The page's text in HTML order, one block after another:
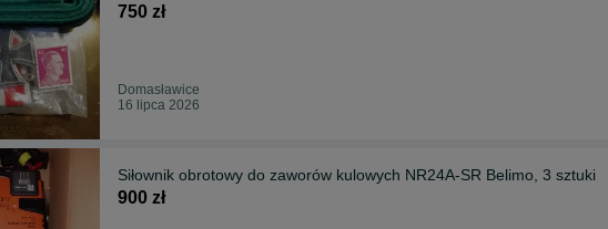
750 zł
Domasławice
16 lipca 2026
Siłownik obrotowy do zaworów kulowych NR24A-SR Belimo, 3 sztuki
900 zł